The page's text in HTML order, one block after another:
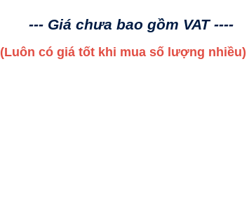
--- Giá chưa bao gồm VAT ----
(Luôn có giá tốt khi mua số lượng nhiều)